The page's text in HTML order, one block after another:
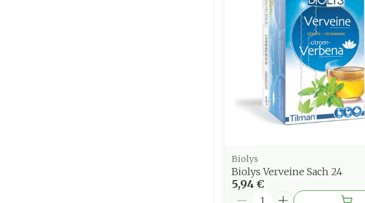
Biolys
Biolys Verveine Sach 24
5,94 €
Quantité